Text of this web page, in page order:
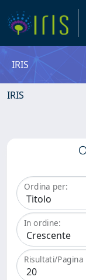
IRIS
IRIS
Ordina per:
In ordine:
Risultati/Pagina